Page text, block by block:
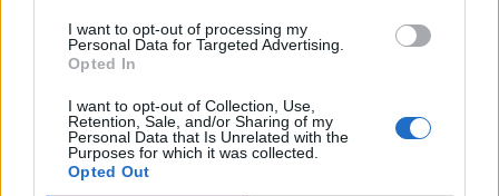
I want to opt-out of processing my
Personal Data for Targeted Advertising.
Opted In
I want to opt-out of Collection, Use,
Retention, Sale, and/or Sharing of my
Personal Data that Is Unrelated with the
Purposes for which it was collected.
Opted Out
Biztos megérte: alig néhány ezer
példányban jelent meg Ciucă
könyve, amire a PNL 2,5 millió euró
közpénzt költött